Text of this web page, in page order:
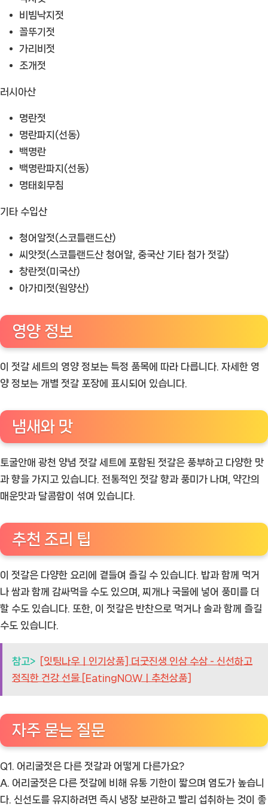
비빔낙지젓
꼴뚜기젓
가리비젓
조개젓
러시아산
명란젓
명란파지(선동)
백명란
백명란파지(선동)
명태회무침
기타 수입산
청어알젓(스코틀랜드산)
씨앗젓(스코틀랜드산 청어알, 중국산 기타 첨가 젓갈)
창란젓(미국산)
아가미젓(원양산)
영양 정보
이 젓갈 세트의 영양 정보는 특정 품목에 따라 다릅니다. 자세한 영
양 정보는 개별 젓갈 포장에 표시되어 있습니다.
냄새와 맛
토굴안애 광천 양념 젓갈 세트에 포함된 젓갈은 풍부하고 다양한 맛
과 향을 가지고 있습니다. 전통적인 젓갈 향과 풍미가 나며, 약간의
매운맛과 달콤함이 섞여 있습니다.
추천 조리 팁
이 젓갈은 다양한 요리에 곁들여 즐길 수 있습니다. 밥과 함께 먹거
나 쌈과 함께 감싸먹을 수도 있으며, 찌개나 국물에 넣어 풍미를 더
할 수도 있습니다. 또한, 이 젓갈은 반찬으로 먹거나 술과 함께 즐길
수도 있습니다.
참고> [잇팅나우ㅣ인기상품] 더굿진생 인삼 수삼 - 신선하고
정직한 건강 선물 [EatingNOWㅣ추천상품]
자주 묻는 질문
Q1. 어리굴젓은 다른 젓갈과 어떻게 다른가요?
A. 어리굴젓은 다른 젓갈에 비해 유통 기한이 짧으며 염도가 높습니
다. 신선도를 유지하려면 즉시 냉장 보관하고 빨리 섭취하는 것이 좋